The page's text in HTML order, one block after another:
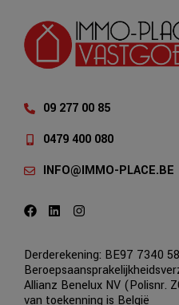
09 277 00 85
0479 400 080
INFO@IMMO-PLACE.BE
Derderekening: BE97 7340
Allianz Benelux NV (Polisnr.
van toekenning is België